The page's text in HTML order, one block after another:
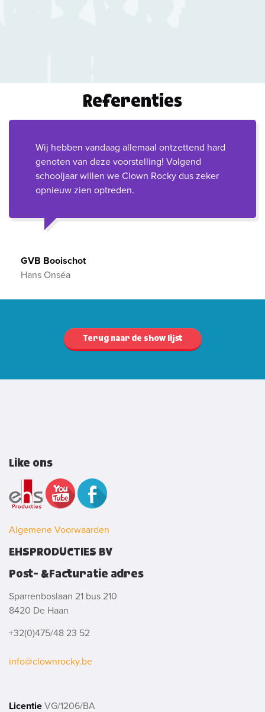
Referenties
Wij hebben vandaag allemaal ontzettend hard
genoten van deze voorstelling! Volgend
schooljaar willen we Clown Rocky dus zeker
opnieuw zien optreden.
GVB Booischot
Hans Onséa
Terug naar de show lijst
Like ons
Algemene Voorwaarden
EHSPRODUCTIES BV
Post- &Facturatie adres
Sparrenboslaan 21 bus 210
8420 De Haan
+32(0)475/48 23 52
info@clownrocky.be
LicentieVG/1206/BA